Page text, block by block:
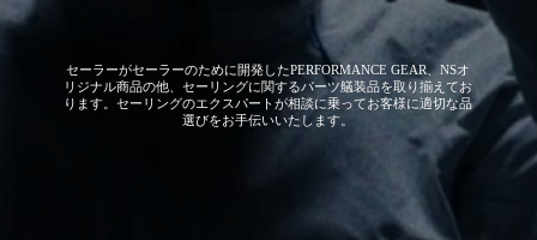
セーラーがセーラーのために開発したPERFORMANCE GEAR、NSオ
リジナル商品の他、セーリングに関するパーツ艤装品を取り揃えてお
ります。セーリングのエクスパートが相談に乗ってお客様に適切な品
選びをお手伝いいたします。